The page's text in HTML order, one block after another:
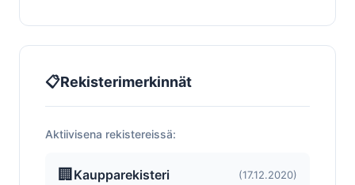
📋Rekisterimerkinnät
Aktiivisena rekistereissä:
🏢 Kaupparekisteri (17.12.2020)